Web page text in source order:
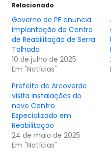
Relacionado
Governo de PE anuncia
implantação do Centro
de Reabilitação de Serra
Talhada
10 de julho de 2025
Em "Notícias"
Prefeito de Arcoverde
visita instalações do
novo Centro
Especializado em
Reabilitação
24 de maio de 2025
Em "Notícias"